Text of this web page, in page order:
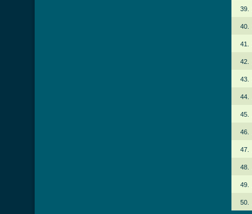
39.
40.
41.
42.
43.
44.
45.
46.
47.
48.
49.
50.